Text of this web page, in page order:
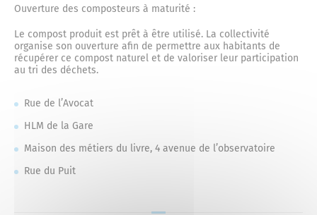
Demande d’actes
Mariage
Recensement des jeunes
Vos papiers d’identité
Service-public.fr
Le frigo solidaire
Des actions fortes
Espace Naturel Sensible des Mourres
Opération programmée d’amélioration de l’habitat
(OPAH)
Ouverture des composteurs à maturité :
Le compost produit est prêt à être utilisé. La collectivité
organise son ouverture afin de permettre aux habitants de
récupérer ce compost naturel et de valoriser leur participation
au tri des déchets.
Rue de l’Avocat
HLM de la Gare
Maison des métiers du livre, 4 avenue de l’observatoire
Rue du Puit